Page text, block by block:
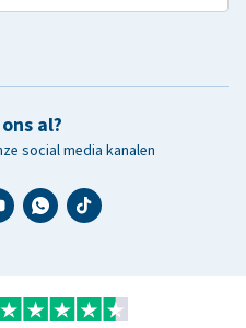
al?
social media kanalen